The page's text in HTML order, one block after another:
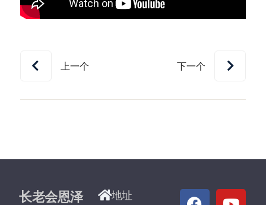
上一个 下一个
长老会恩泽
地址